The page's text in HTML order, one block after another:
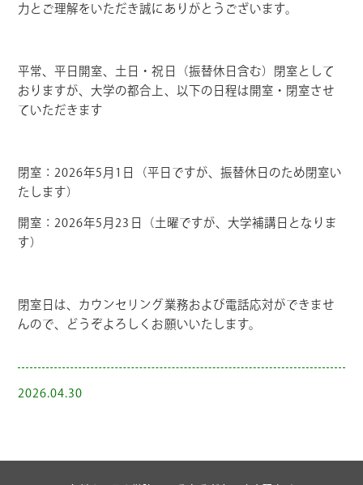
力とご理解をいただき誠にありがとうございます。
平常、平日開室、土日・祝日（振替休日含む）閉室として
おりますが、大学の都合上、以下の日程は開室・閉室させ
ていただきます
閉室：2026年5月1日（平日ですが、振替休日のため閉室い
たします）
開室：2026年5月23日（土曜ですが、大学補講日となりま
す）
閉室日は、カウンセリング業務および電話応対ができませ
んので、どうぞよろしくお願いいたします。
2026.04.30